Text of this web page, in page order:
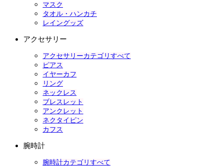
マスク
タオル・ハンカチ
レイングッズ
アクセサリー
アクセサリーカテゴリすべて
ピアス
イヤーカフ
リング
ネックレス
ブレスレット
アンクレット
ネクタイピン
カフス
腕時計
腕時計カテゴリすべて